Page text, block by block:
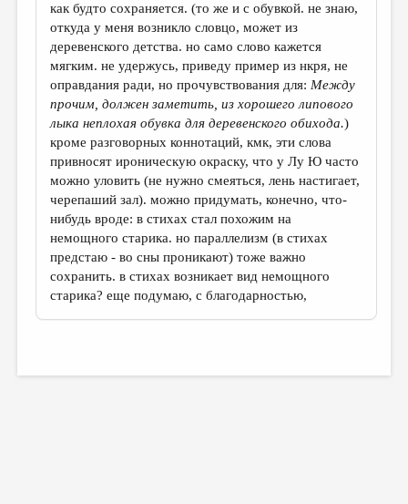
как будто сохраняется. (то же и с обувкой. не знаю,
откуда у меня возникло словцо, может из
деревенского детства. но само слово кажется
мягким. не удержусь, приведу пример из нкря, не
оправдания ради, но прочувствования для: Между
прочим, должен заметить, из хорошего липового
лыка неплохая обувка для деревенского обихода.)
кроме разговорных коннотаций, кмк, эти слова
привносят ироническую окраску, что у Лу Ю часто
можно уловить (не нужно смеяться, лень настигает,
черепаший зал). можно придумать, конечно, что-
нибудь вроде: в стихах стал похожим на
немощного старика. но параллелизм (в стихах
предстаю - во сны проникают) тоже важно
сохранить. в стихах возникает вид немощного
старика? еще подумаю, с благодарностью,